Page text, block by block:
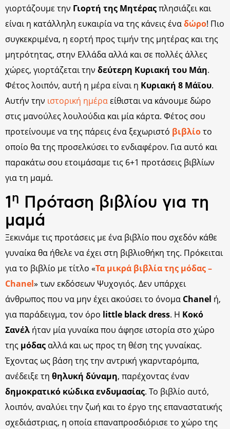
γιορτάζουμε την Γιορτή της Μητέραςπλησιάζει και
είναι η κατάλληλη ευκαιρία να της κάνεις έναδώρο! Πιο
συγκεκριμένα, η εορτή προς τιμήν της μητέρας και της
μητρότητας, στην Ελλάδα αλλά και σε πολλές άλλες
χώρες, γιορτάζεται την δεύτερη Κυριακή του Μάη.
Φέτος λοιπόν, αυτή η μέρα είναι η Κυριακή 8 Μάϊου.
Αυτήν την ιστορική ημέραείθισται να κάνουμε δώρο
στις μανούλες λουλούδια και μία κάρτα. Φέτος σου
προτείνουμε να της πάρεις ένα ξεχωριστό βιβλίοτο
οποίο θα της προσελκύσει το ενδιαφέρον. Για αυτό και
παρακάτω σου ετοιμάσαμε τις 6+1 προτάσεις βιβλίων
για τη μαμά.
1 η
Πρόταση βιβλίου για τη
μαμά
Ξεκινάμε τις προτάσεις με ένα βιβλίο που σχεδόν κάθε
γυναίκα θα ήθελε να έχει στη βιβλιοθήκη της. Πρόκειται
για το βιβλίο με τίτλο «Τα μικρά βιβλία της μόδας –
Chanel» των εκδόσεων Ψυχογιός. Δεν υπάρχει
άνθρωπος που να μην έχει ακούσει το όνομα Chanel ή,
για παράδειγμα, τον όρο little black dress. Η Κοκό
Σανέλ ήταν μία γυναίκα που άφησε ιστορία στο χώρο
της μόδας αλλά και ως προς τη θέση της γυναίκας.
Έχοντας ως βάση της την αντρική γκαρνταρόμπα,
ανέδειξε τη θηλυκή δύναμη, παρέχοντας έναν
δημοκρατικό κώδικα ενδυμασίας. Το βιβλίο αυτό,
λοιπόν, αναλύει την ζωή και το έργο της επαναστατικής
σχεδιάστριας, η οποία επαναπροσδιόρισε το χώρο της